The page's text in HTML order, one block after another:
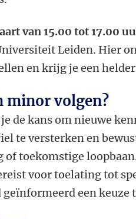
van 15.00 tot 17.00
Leiden. Hier
en krijg je een
minor volgen?
de kans om nieuwe
te versterken en
of toekomstige
voor toelating tot
een keuze